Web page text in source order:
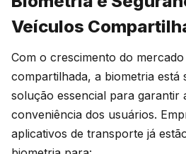
Veículos
Com o crescimento do mercado
compartilhada, a biometria está
solução essencial para garantir
conveniência dos usuários.
aplicativos de transporte já